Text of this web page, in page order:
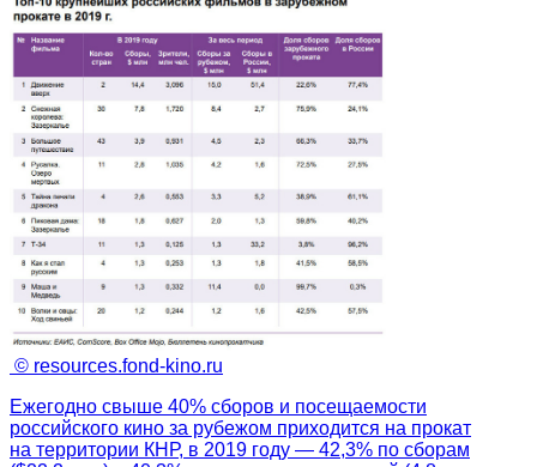
© resources.fond-kino.ru
Ежегодно свыше 40% сборов и посещаемости
российского кино за рубежом приходится на прокат
на территории КНР, в 2019 году — 42,3% по сборам